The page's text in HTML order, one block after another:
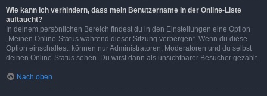
Wie kann ich verhindern, dass mein Benutzername in der Online-Liste
auftaucht?
In deinem persönlichen Bereich findest du in den Einstellungen eine Option
„Meinen Online-Status während dieser Sitzung verbergen“. Wenn du diese
Option einschaltest, können nur Administratoren, Moderatoren und du selbst
deinen Online-Status sehen. Du wirst dann als unsichtbarer Besucher gezählt.
Nach oben